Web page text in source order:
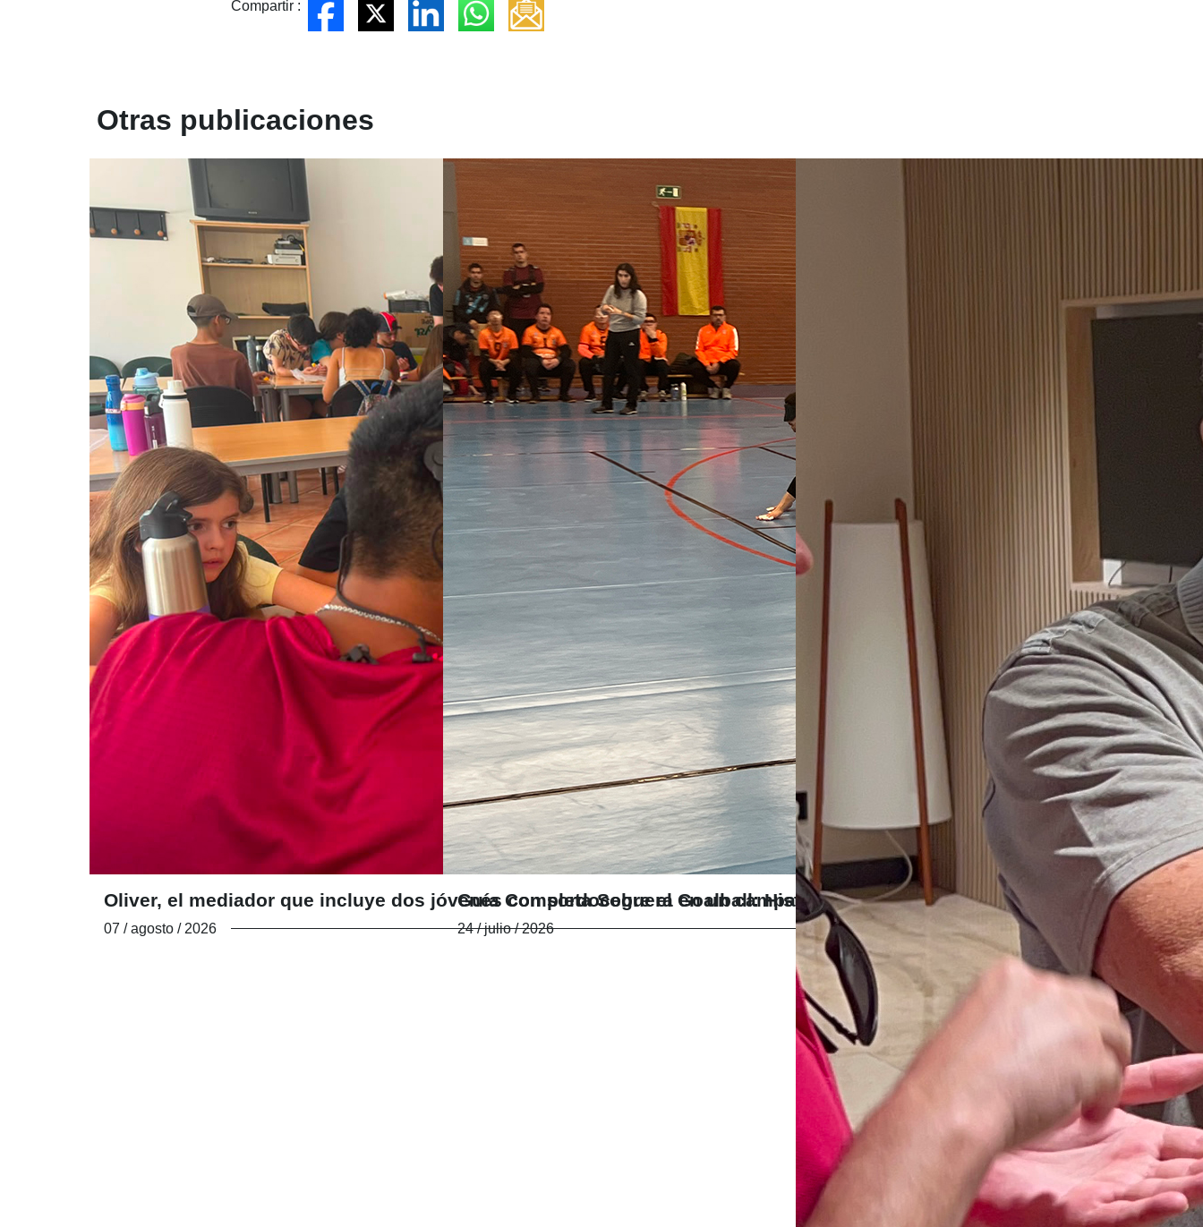
Compartir :
Otras publicaciones
Oliver, el mediador que incluye dos jóvenes con sordoceguera en un campamento
07 / agosto / 2026
Guía Completa Sobre el Goalball: Historia, Reglas y Curiosidades
24 / julio / 2026